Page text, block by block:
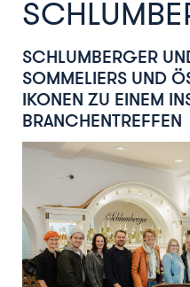
Miba Gruppe
FG Beförderungsgewerbe mit
Hansaton
Intact
KOLLER+KOLLER
Karriere mit Schere
AustroCel
Monat der Hautgesundheit
SCHLUMBERGER
SOMMELIERS UND
IKONEN ZU EINEM
BRANCHENTREFFEN